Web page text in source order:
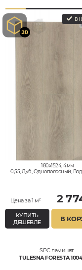
В
180x1524, 4мм
0,55, Дуб, Однополосный,
Цена за 1 м² 2
КУПИТЬ
ДЕШЕВЛЕ
В
SPC ламинат
TULESNA FORESTA